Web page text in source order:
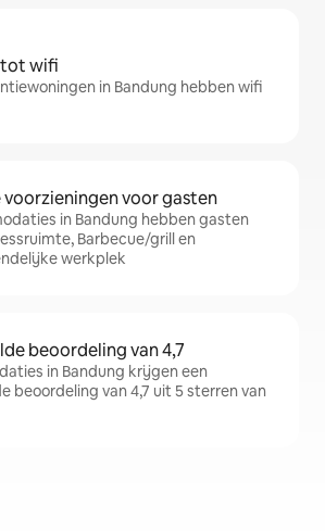
wifi
in Bandung hebben wifi
voorzieningen voor gasten
in Bandung hebben gasten
Barbecue/grill en
werkplek
beoordeling van 4,7
in Bandung krijgen een
beoordeling van 4,7 uit 5 sterren van